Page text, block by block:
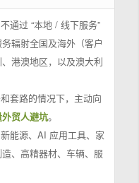
通过 “本地 / 线下服务”
辐射全国及海外（客户
港澳地区，以及澳大利
套路的情况下，主动向
贸人避坑。
能源、AI 应用工具、家
、高精器材、车辆、服